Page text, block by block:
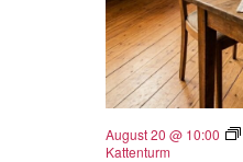
August 20 @ 10:00
Kattenturm